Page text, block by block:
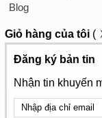
Blog
Giỏ hàng của tôi (
Đăng ký bản tin
Nhận tin khuyến